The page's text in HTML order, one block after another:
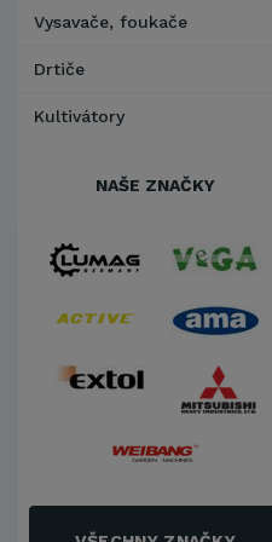
Vysavače, foukače
Drtiče
Kultivátory
NAŠE ZNAČKY